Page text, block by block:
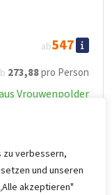
zu verbessern,
und unseren
akzeptieren"
273,88pro Person
ab547
Vrouwenpolder